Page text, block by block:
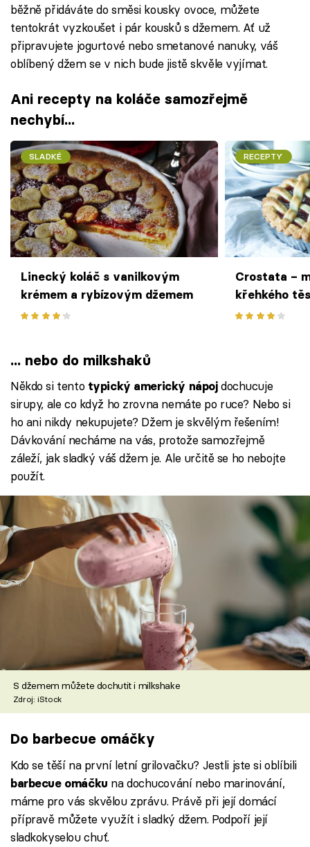
běžně přidáváte do směsi kousky ovoce, můžete
tentokrát vyzkoušet i pár kousků s džemem. Ať už
připravujete jogurtové nebo smetanové nanuky, váš
oblíbený džem se v nich bude jistě skvěle vyjímat.
Ani recepty na koláče samozřejmě
nechybí...
SLADKÉ
Linecký koláč s vanilkovým
krémem a rybízovým džemem
RECEPTY
Crostata –
křehkého
... nebo do milkshaků
Někdo si tento typický americký nápojdochucuje
sirupy, ale co když ho zrovna nemáte po ruce? Nebo si
ho ani nikdy nekupujete? Džem je skvělým řešením!
Dávkování necháme na vás, protože samozřejmě
záleží, jak sladký váš džem je. Ale určitě se ho nebojte
použít.
S džemem můžete dochutit i milkshake
Zdroj: iStock
Do barbecue omáčky
Kdo se těší na první letní grilovačku? Jestli jste si oblíbili
barbecue omáčku na dochucování nebo marinování,
máme pro vás skvělou zprávu. Právě při její domácí
přípravě můžete využít i sladký džem. Podpoří její
sladkokyselou chuť.